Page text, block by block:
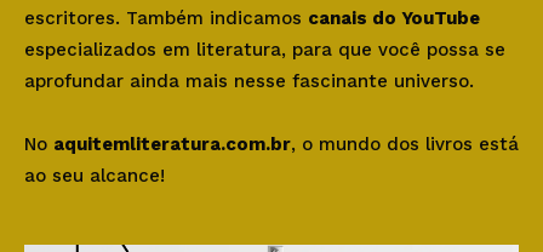
escritores. Também indicamos canais do YouTube
especializados em literatura, para que você possa se
aprofundar ainda mais nesse fascinante universo.
No aquitemliteratura.com.br, o mundo dos livros está
ao seu alcance!